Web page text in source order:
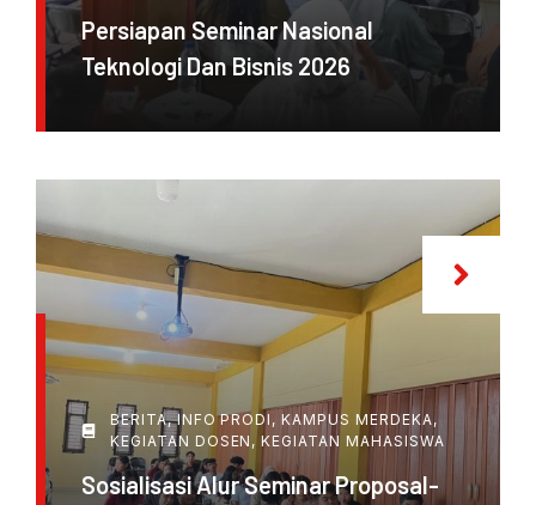
Persiapan Seminar Nasional
Teknologi Dan Bisnis 2026
BERITA,INFO PRODI ,KAMPUS MERDEKA,
KEGIATAN DOSEN ,KEGIATAN MAHASISWA
Sosialisasi Alur Seminar Proposal-